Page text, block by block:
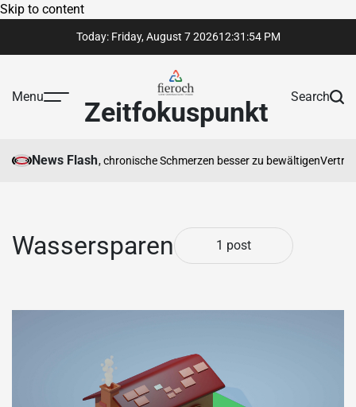
Skip to content
Today: Friday, August 7 202612:31 :54 PM
Menu Zeitfokuspunkt Search
News Flash
Ihnen hilft, chronische Schmerzen besser zu bewältigen
Wassersparen 1 post